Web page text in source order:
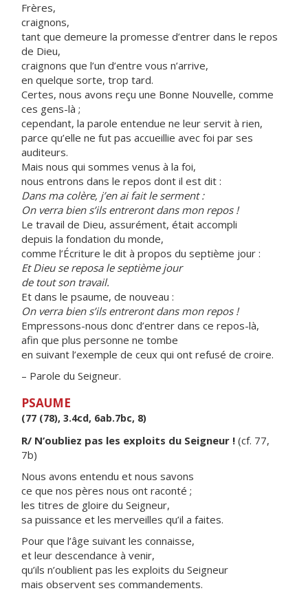
Frères,
craignons,
tant que demeure la promesse d’entrer dans le repos
de Dieu,
craignons que l’un d’entre vous n’arrive,
en quelque sorte, trop tard.
Certes, nous avons reçu une Bonne Nouvelle, comme
ces gens-là ;
cependant, la parole entendue ne leur servit à rien,
parce qu’elle ne fut pas accueillie avec foi par ses
auditeurs.
Mais nous qui sommes venus à la foi,
nous entrons dans le repos dont il est dit :
Dans ma colère, j’en ai fait le serment :
On verra bien s’ils entreront dans mon repos !
Le travail de Dieu, assurément, était accompli
depuis la fondation du monde,
comme l’Écriture le dit à propos du septième jour :
Et Dieu se reposa le septième jour
de tout son travail.
Et dans le psaume, de nouveau :
On verra bien s’ils entreront dans mon repos !
Empressons-nous donc d’entrer dans ce repos-là,
afin que plus personne ne tombe
en suivant l’exemple de ceux qui ont refusé de croire.
– Parole du Seigneur.
PSAUME
(77 (78), 3.4cd, 6ab.7bc, 8)
R/ N’oubliez pas les exploits du Seigneur ! (cf. 77,
7b)
Nous avons entendu et nous savons
ce que nos pères nous ont raconté ;
les titres de gloire du Seigneur,
sa puissance et les merveilles qu’il a faites.
Pour que l’âge suivant les connaisse,
et leur descendance à venir,
qu’ils n’oublient pas les exploits du Seigneur
mais observent ses commandements.